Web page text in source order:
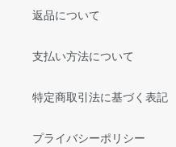
返品について
支払い方法について
特定商取引法に基づく表記
プライバシーポリシー